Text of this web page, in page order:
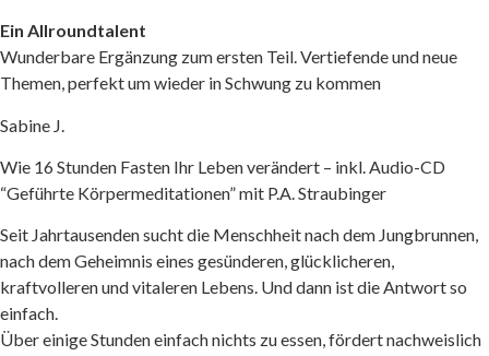
Ein Allroundtalent
Wunderbare Ergänzung zum ersten Teil. Vertiefende und neue
Themen, perfekt um wieder in Schwung zu kommen
Sabine J.
Wie 16 Stunden Fasten Ihr Leben verändert – inkl. Audio-CD
“Geführte Körpermeditationen” mit P.A. Straubinger
Seit Jahrtausenden sucht die Menschheit nach dem Jungbrunnen,
nach dem Geheimnis eines gesünderen, glücklicheren,
kraftvolleren und vitaleren Lebens. Und dann ist die Antwort so
einfach.
Über einige Stunden einfach nichts zu essen, fördert nachweislich